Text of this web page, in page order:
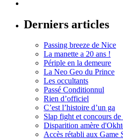
Derniers articles
Passing breeze de Nice
La manette a 20 ans !
Périple en la demeure
La Neo Geo du Prince
Les occultants
Passé Conditionnul
Rien d’officiel
C’est l’histoire d’un ga
Slap fight et concours de
Disparition amère
Accès rétabli aux Game